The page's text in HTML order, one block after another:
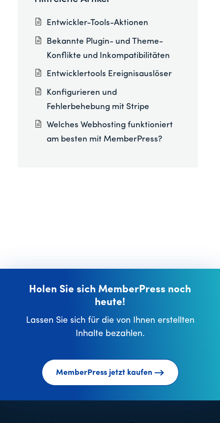
Entwickler-Tools-Aktionen
Bekannte Plugin- und Theme-
Konflikte und Inkompatibilitäten
Entwicklertools Ereignisauslöser
Konfigurieren und
Fehlerbehebung mit Stripe
Welches Webhosting funktioniert
am besten mit MemberPress?
Holen Sie sich MemberPress noch
heute!
Lassen Sie sich für die von Ihnen erstellten
Inhalte bezahlen.
MemberPress jetzt kaufen